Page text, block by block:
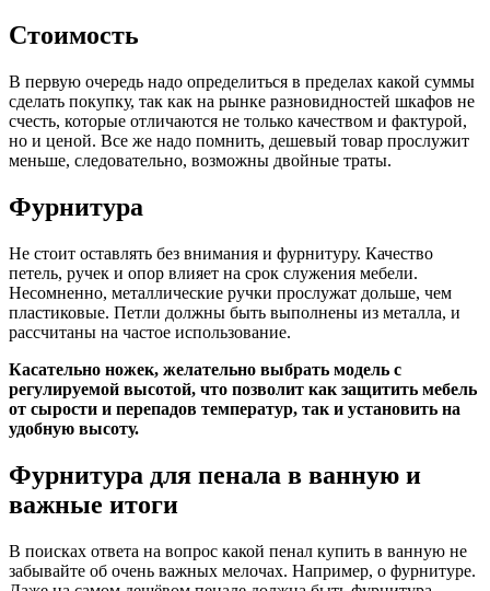
Стоимость
В первую очередь надо определиться в пределах какой суммы
сделать покупку, так как на рынке разновидностей шкафов не
счесть, которые отличаются не только качеством и фактурой,
но и ценой. Все же надо помнить, дешевый товар прослужит
меньше, следовательно, возможны двойные траты.
Фурнитура
Не стоит оставлять без внимания и фурнитуру. Качество
петель, ручек и опор влияет на срок служения мебели.
Несомненно, металлические ручки прослужат дольше, чем
пластиковые. Петли должны быть выполнены из металла, и
рассчитаны на частое использование.
Касательно ножек, желательно выбрать модель с
регулируемой высотой, что позволит как защитить мебель
от сырости и перепадов температур, так и установить на
удобную высоту.
Фурнитура для пенала в ванную и
важные итоги
В поисках ответа на вопрос какой пенал купить в ванную не
забывайте об очень важных мелочах. Например, о фурнитуре.